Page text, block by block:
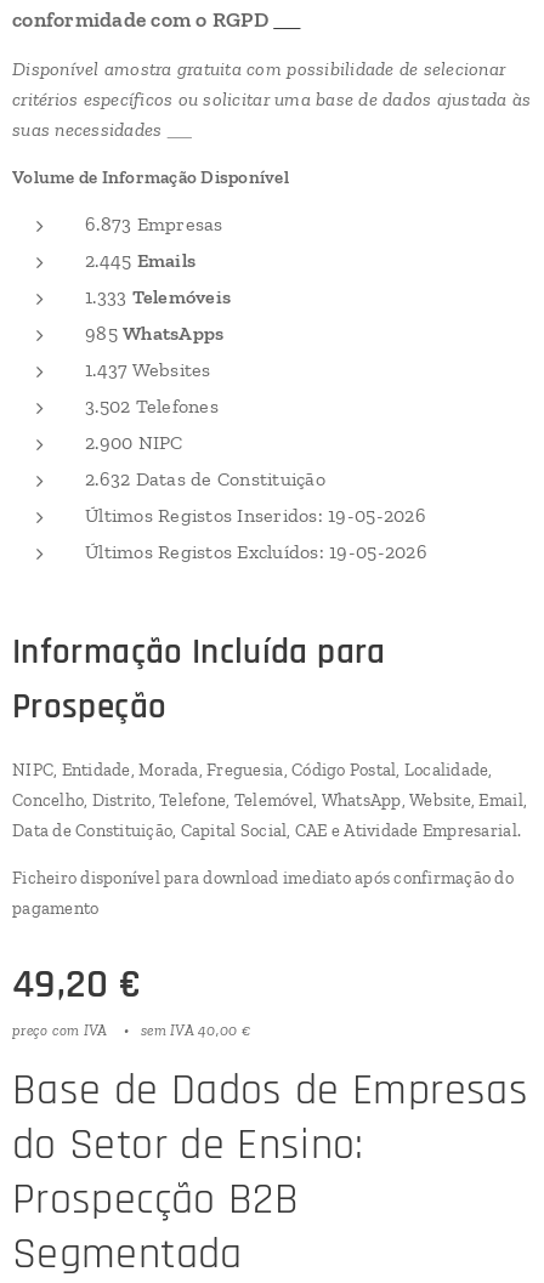
conformidade com o RGPD
Disponível amostra gratuita com possibilidade de selecionar
critérios específicos ou solicitar uma base de dados ajustada às
suas necessidades
Volume de Informação Disponível
6.873 Empresas
2.445 Emails
1.333 Telemóveis
985WhatsApps
1.437 Websites
3.502 Telefones
2.900 NIPC
2.632 Datas de Constituição
Últimos Registos Inseridos: 19-05-2026
Últimos Registos Excluídos: 19-05-2026
Informação Incluída para
Prospeção
NIPC, Entidade, Morada, Freguesia, Código Postal, Localidade,
Concelho, Distrito, Telefone, Telemóvel, WhatsApp, Website, Email,
Data de Constituição, Capital Social, CAE e Atividade Empresarial.
Ficheiro disponível para download imediato após confirmação do
pagamento
49,20 €
preço com IVA sem IVA 40,00 €
Base de Dados de Empresas
do Setor de Ensino:
Prospecção B2B
Segmentada